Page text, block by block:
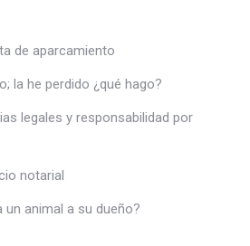
de aparcamiento
la he perdido ¿qué hago?
legales y responsabilidad por
notarial
un animal a su dueño?